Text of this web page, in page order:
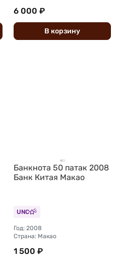
6 000 ₽
В корзину
Банкнота 50 патак 2008
Банк Китая Макао
UNC
Год: 2008
Страна: Макао
1 500 ₽